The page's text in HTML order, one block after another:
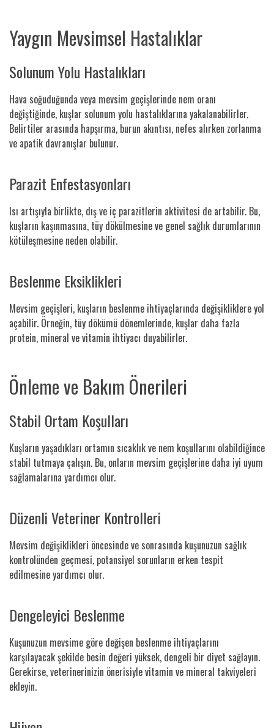
Yaygın Mevsimsel Hastalıklar
Solunum Yolu Hastalıkları
Hava soğuduğunda veya mevsim geçişlerinde nem oranı
değiştiğinde, kuşlar solunum yolu hastalıklarına yakalanabilirler.
Belirtiler arasında hapşırma, burun akıntısı, nefes alırken zorlanma
ve apatik davranışlar bulunur.
Parazit Enfestasyonları
Isı artışıyla birlikte, dış ve iç parazitlerin aktivitesi de artabilir. Bu,
kuşların kaşınmasına, tüy dökülmesine ve genel sağlık durumlarının
kötüleşmesine neden olabilir.
Beslenme Eksiklikleri
Mevsim geçişleri, kuşların beslenme ihtiyaçlarında değişikliklere yol
açabilir. Örneğin, tüy dökümü dönemlerinde, kuşlar daha fazla
protein, mineral ve vitamin ihtiyacı duyabilirler.
Önleme ve Bakım Önerileri
Stabil Ortam Koşulları
Kuşların yaşadıkları ortamın sıcaklık ve nem koşullarını olabildiğince
stabil tutmaya çalışın. Bu, onların mevsim geçişlerine daha iyi uyum
sağlamalarına yardımcı olur.
Düzenli Veteriner Kontrolleri
Mevsim değişiklikleri öncesinde ve sonrasında kuşunuzun sağlık
kontrolünden geçmesi, potansiyel sorunların erken tespit
edilmesine yardımcı olur.
Dengeleyici Beslenme
Kuşunuzun mevsime göre değişen beslenme ihtiyaçlarını
karşılayacak şekilde besin değeri yüksek, dengeli bir diyet sağlayın.
Gerekirse, veterinerinizin önerisiyle vitamin ve mineral takviyeleri
ekleyin.